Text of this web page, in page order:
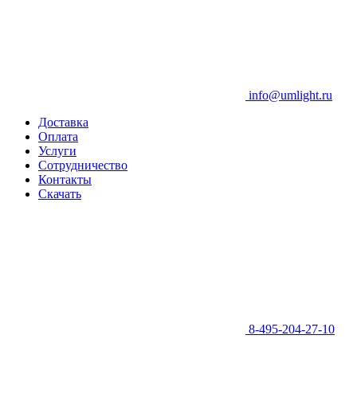
info@umlight.ru
Доставка
Оплата
Услуги
Сотрудничество
Контакты
Скачать
8-495-204-27-10